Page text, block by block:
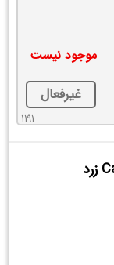
موجود نیست
غیرفعال
1191